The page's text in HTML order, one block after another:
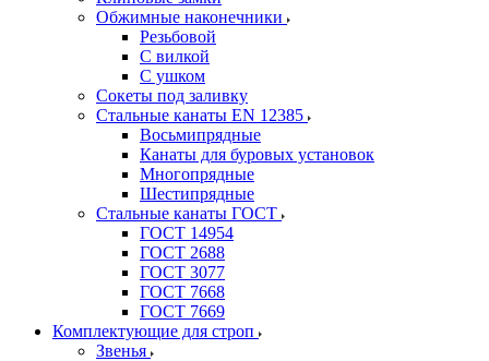
Обжимные наконечники
Резьбовой
С вилкой
С ушком
Сокеты под заливку
Стальные канаты EN 12385
Восьмипрядные
Канаты для буровых установок
Многопрядные
Шестипрядные
Стальные канаты ГОСТ
ГОСТ 14954
ГОСТ 2688
ГОСТ 3077
ГОСТ 7668
ГОСТ 7669
Комплектующие для строп
Звенья